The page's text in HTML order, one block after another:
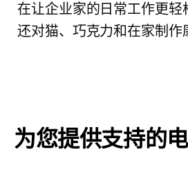
在让企业家的日常工作更轻
还对猫、巧克力和在家制作
为您提供支持的